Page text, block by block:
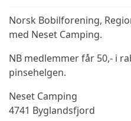
Norsk Bobilforening,
med Neset Camping.
NB medlemmer får 50,- i
pinsehelgen.
Neset Camping
4741 Byglandsfjord